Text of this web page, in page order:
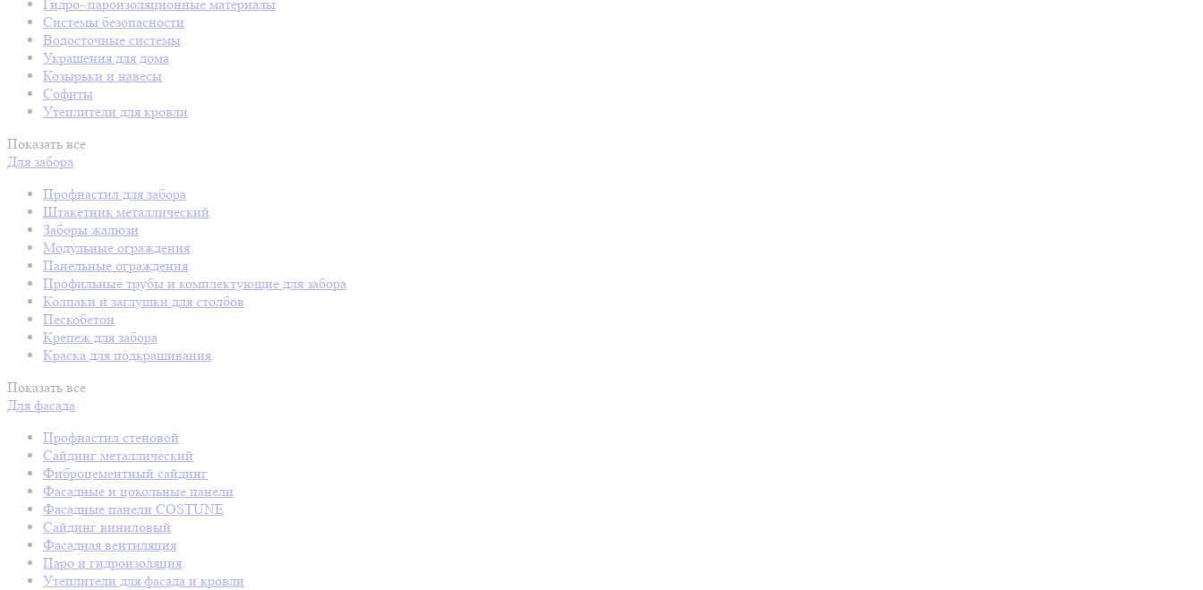
Гидро- пароизоляционные материалы
Системы безопасности
Водосточные системы
Украшения для дома
Козырьки и навесы
Софиты
Утеплители для кровли
Показать все
Для забора
Профнастил для забора
Штакетник металлический
Заборы жалюзи
Модульные ограждения
Панельные ограждения
Профильные трубы и комплектующие для забора
Колпаки и заглушки для столбов
Пескобетон
Крепеж для забора
Краска для подкрашивания
Показать все
Для фасада
Профнастил стеновой
Сайдинг металлический
Фиброцементный сайдинг
Фасадные и цокольные панели
Фасадные панели COSTUNE
Сайдинг виниловый
Фасадная вентиляция
Паро и гидроизоляция
Утеплители для фасада и кровли